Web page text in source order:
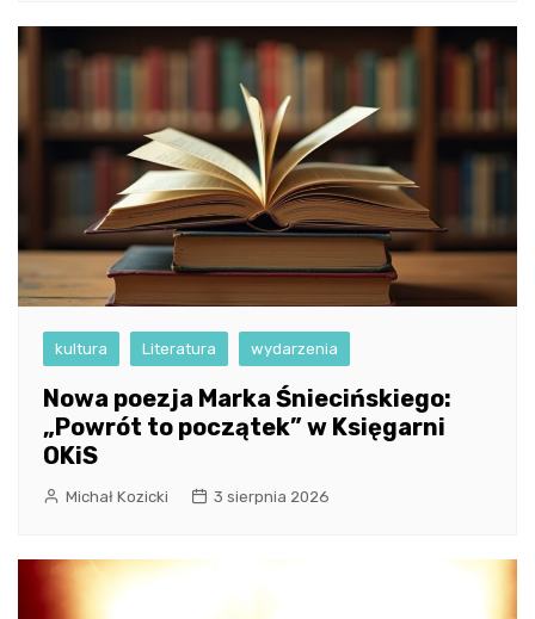
kultura Literatura wydarzenia
Nowa poezja Marka Śniecińskiego:
„Powrót to początek” w Księgarni
OKiS
Michał Kozicki 3 sierpnia 2026